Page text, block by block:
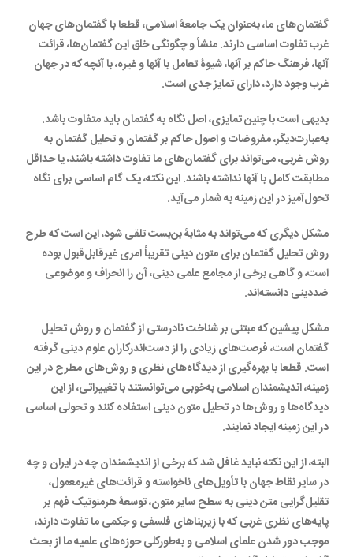
گفتمان‌های ما، به‌عنوان یک جامعۀ اسلامی، قطعا با گفتمان‌های جهان
غرب تفاوت اساسی دارند. منشأ و چگونگی خلق این گفتمان‌ها، قرائت
آنها، فرهنگ حاکم بر آنها، شیوۀ تعامل با آنها و غیره، با آنچه که در جهان
غرب وجود دارد، دارای تمایز جدی است.
بدیهی است با چنین تمایزی، اصل نگاه به گفتمان باید متفاوت باشد.
به‌عبارت‌دیگر، مفروضات و اصول حاکم بر گفتمان و تحلیل گفتمان به
روش غربی، می‌تواند برای گفتمان‌های ما تفاوت داشته باشند، یا حداقل
مطابقت کامل با آنها نداشته باشند. این نکته، یک گام اساسی برای نگاه
تحول‌آمیز در این زمینه به شمار می‌آید.
مشکل دیگری که می‌تواند به مثابۀ بن‌بست تلقی شود، این است که طرح
روش تحلیل گفتمان برای متون دینی تقریباً امری غیرقابل‌قبول بوده
است، و گاهی برخی از مجامع علمی دینی، آن را انحراف و موضوعی
ضد‌دینی دانسته‌اند.
مشکل پیشین که مبتنی بر شناخت نادرستی از گفتمان و روش تحلیل
گفتمان است، فرصت‌های زیادی را از دست‌اندرکاران علوم دینی گرفته
است. قطعا با بهره‌گیری از دیدگاه‌های نظری و روش‌های مطرح در این
زمینه، اندیشمندان اسلامی به‌خوبی می‌توانستند با تغییراتی، از این
دیدگاه‌ها و روش‌ها در تحلیل متون دینی استفاده کنند و تحولی اساسی
در این زمینه ایجاد نمایند.
البته، از این نکته نباید غافل شد که برخی از اندیشمندان چه در ایران و چه
در سایر نقاط جهان با تأویل‌های ناخواسته و قرائت‌های غیر‌معمول،
تقلیل‌گرایی متن دینی به سطح سایر متون، توسعۀ هرمنوتیک فهم بر
پایه‌های نظری غربی که با زیربناهای فلسفی و حِکمی ما تفاوت دارند،
موجب دور شدن علمای اسلامی و به‌طور‌کلی حوزه‌های علمیه ما از بحث